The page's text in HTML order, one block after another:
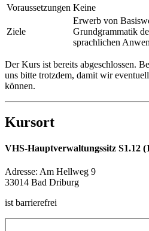
Voraussetzungen Keine
Ziele
Erwerb von
Grundgrammatik
sprachlichen
Der Kurs ist bereits abgeschlossen.
uns bitte trotzdem, damit wir
können.
Kursort
VHS-Hauptverwaltungssitz S1.12
Adresse: Am Hellweg 9
33014 Bad Driburg
ist barrierefrei